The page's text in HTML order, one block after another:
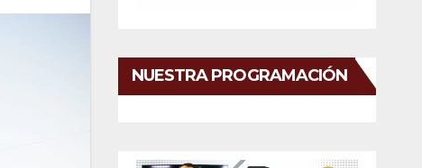
NUESTRA PROGRAMACIÓN